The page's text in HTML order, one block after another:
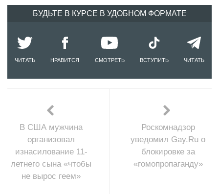
БУДЬТЕ В КУРСЕ В УДОБНОМ ФОРМАТЕ
ЧИТАТЬ НРАВИТСЯ СМОТРЕТЬ ВСТУПИТЬ ЧИТАТЬ
В США мужчина
организовал
изнасилование 11-
летнего сына «чтобы
не вырос геем»
Роскомнадзор
уведомил Gay.Ru о
блокировке за
«гомопропаганду»